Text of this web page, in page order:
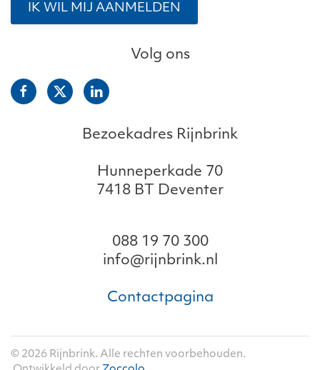
op
IK WIL MIJ AANMELDEN
Volg ons
Bezoekadres Rijnbrink
Hunneperkade 70
7418 BT Deventer
088 19 70 300
info@rijnbrink.nl
Contactpagina
© 2026 Rijnbrink. Alle rechten voorbehouden.